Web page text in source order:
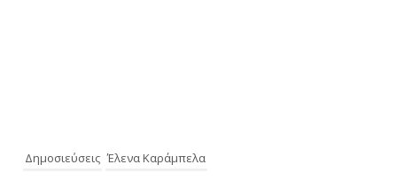
Δημοσιεύσεις Έλενα Καράμπελα